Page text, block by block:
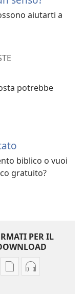
aiutarti a
potrebbe
biblico o vuoi
gratuito?
PER IL
OpzioniOpzioni